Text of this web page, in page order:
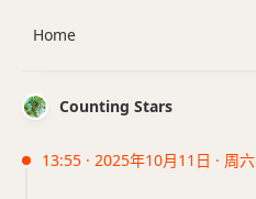
Counting Stars
13:55 · 2025年10月11日 · 周六
Home